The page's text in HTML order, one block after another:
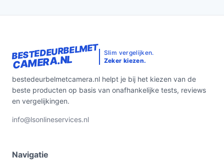
BESTEDEURBELMET
CAMERA.NL
Slim vergelijken.
Zeker kiezen.
bestedeurbelmetcamera.nl helpt je bij het kiezen van de
beste producten op basis van onafhankelijke tests, reviews
en vergelijkingen.
info@lsonlineservices.nl
Navigatie